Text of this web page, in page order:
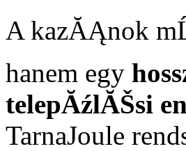
A kazĂĄnok
hanem egy
telepĂźlĂŠsi
TarnaJoule